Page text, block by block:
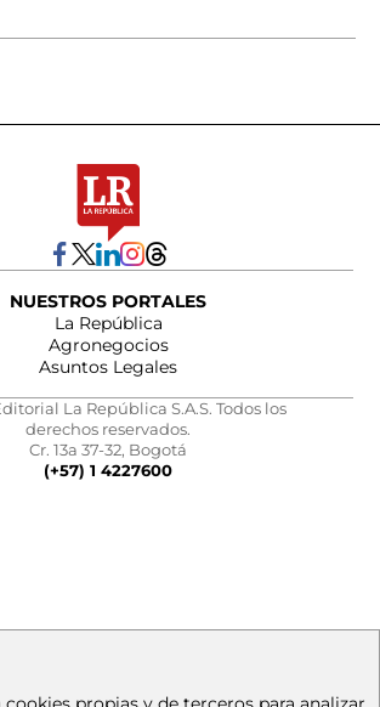
NUESTROS PORTALES
La República
Agronegocios
Asuntos Legales
La República S.A.S. Todos los
derechos reservados.
Cr. 13a 37-32, Bogotá
(+57) 1 4227600